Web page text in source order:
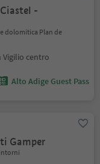
-
dolomitica Plan de
Vigilio centro
Alto Adige Guest Pass
Gamper